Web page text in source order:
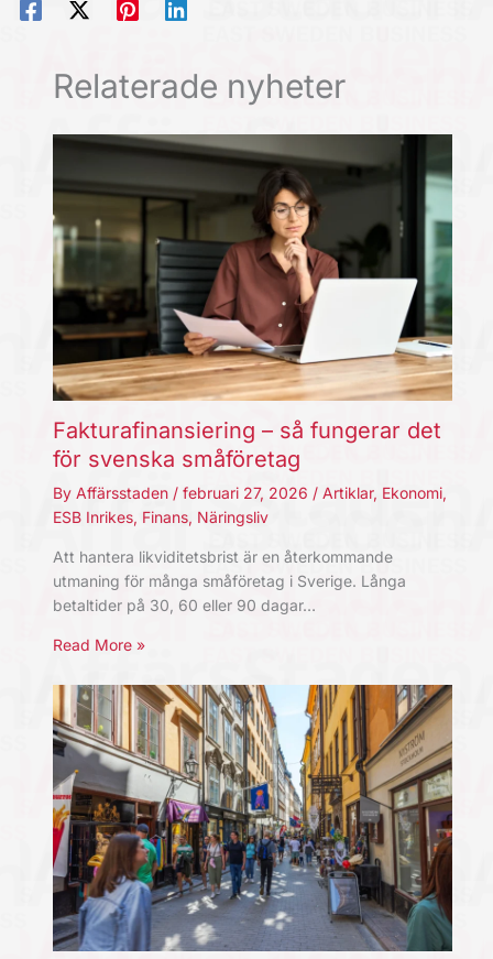
Relaterade nyheter
Fakturafinansiering – så fungerar det
för svenska småföretag
By Affärsstaden / februari 27, 2026 / Artiklar, Ekonomi,
ESB Inrikes, Finans, Näringsliv
Att hantera likviditetsbrist är en återkommande
utmaning för många småföretag i Sverige. Långa
betaltider på 30, 60 eller 90 dagar…
Read More »